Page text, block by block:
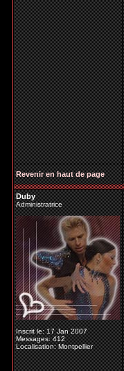
Revenir en haut de page
Duby
Administratrice
Inscrit le: 17 Jan 2007
Messages: 412
Localisation: Montpellier